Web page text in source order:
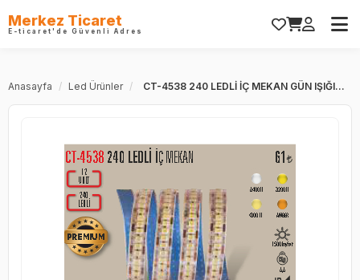
Merkez Ticaret
E-ticaret'de Güvenli Adres
Anasayfa / Led Ürünler / CT-4538 240 LEDLİ İÇ MEKAN GÜN IŞIĞI...